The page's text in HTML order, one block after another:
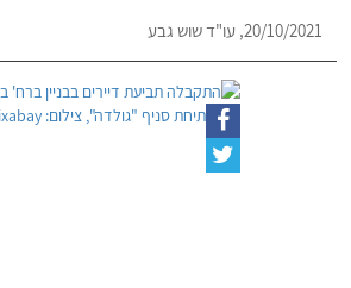
20/10/2021, עו"ד שוש גבע